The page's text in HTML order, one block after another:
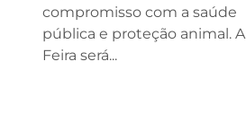
compromisso com a saúde
pública e proteção animal. A
Feira será...